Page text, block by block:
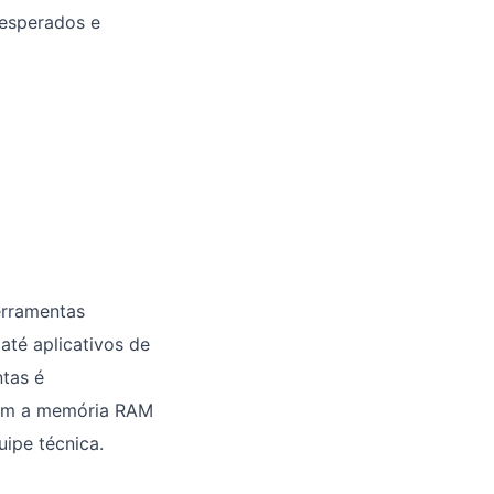
e
aplicativos de
é
a memória RAM
técnica.